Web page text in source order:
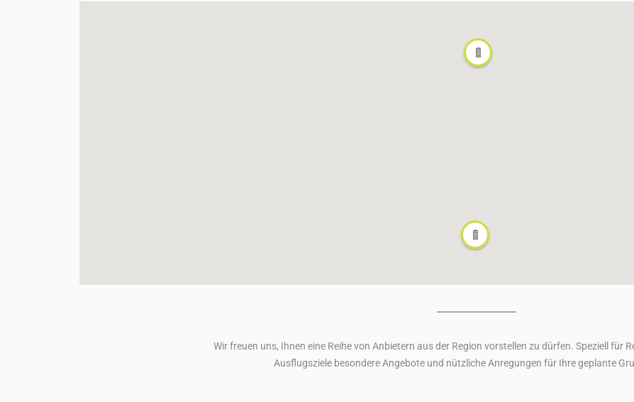
Wir freuen uns, Ihnen eine Reihe von Anbietern aus der Region vorstellen zu dürfen. Speziell für
Ausflugsziele besondere Angebote und nützliche Anregungen für Ihre geplante